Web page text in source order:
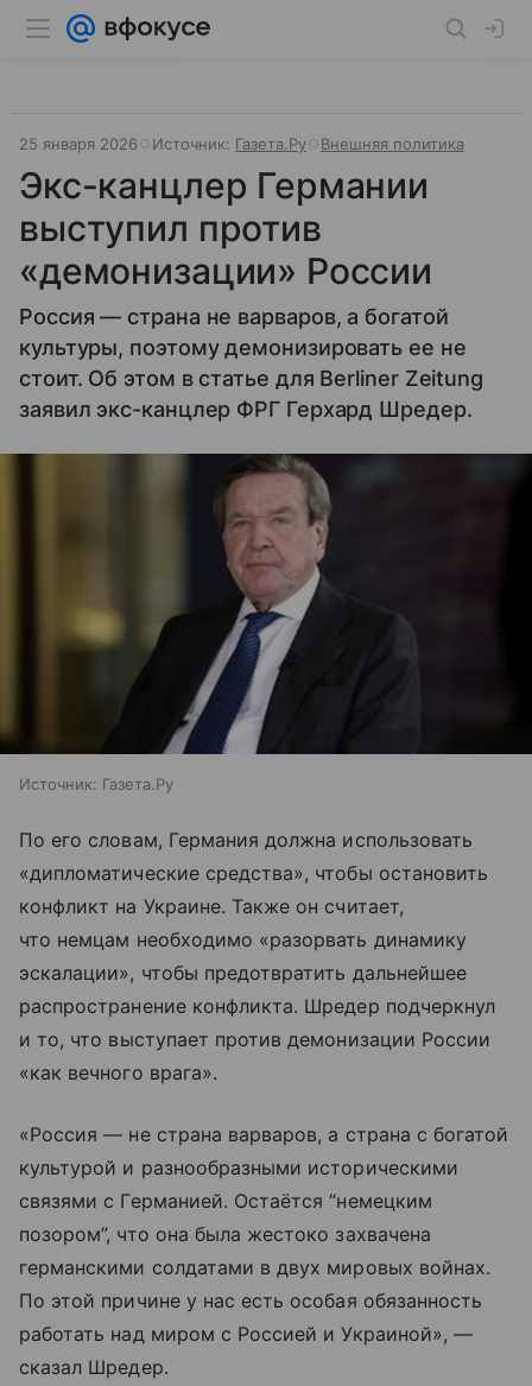
25 января 2026 Источник: Газета.Ру Внешняя политика
Экс-канцлер Германии
выступил против
«демонизации» России
Россия — страна не варваров, а богатой
культуры, поэтому демонизировать ее не
стоит. Об этом в статье для Berliner Zeitung
заявил экс-канцлер ФРГ Герхард Шредер.
Источник: Газета.Ру
По его словам, Германия должна использовать
«дипломатические средства», чтобы остановить
конфликт на Украине. Также он считает,
что немцам необходимо «разорвать динамику
эскалации», чтобы предотвратить дальнейшее
распространение конфликта. Шредер подчеркнул
и то, что выступает против демонизации России
«как вечного врага».
«Россия — не страна варваров, а страна с богатой
культурой и разнообразными историческими
связями с Германией. Остаётся “немецким
позором”, что она была жестоко захвачена
германскими солдатами в двух мировых войнах.
По этой причине у нас есть особая обязанность
работать над миром с Россией и Украиной», —
сказал Шредер.